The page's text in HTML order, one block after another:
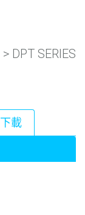
> DPT SERIES
載